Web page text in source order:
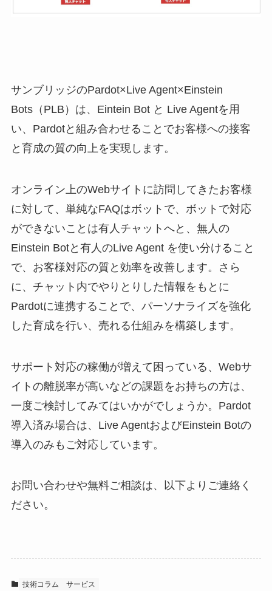
サンブリッジのPardot×Live Agent×Einstein
Bots（PLB）は、Eintein Bot と Live Agentを用
い、Pardotと組み合わせることでお客様への接客
と育成の質の向上を実現します。
オンライン上のWebサイトに訪問してきたお客様
に対して、単純なFAQはボットで、ボットで対応
ができないことは有人チャットへと、無人の
Einstein Botと有人のLive Agent を使い分けること
で、お客様対応の質と効率を改善します。さら
に、チャット内でやりとりした情報をもとに
Pardotに連携することで、パーソナライズを強化
した育成を行い、売れる仕組みを構築します。
サポート対応の稼働が増えて困っている、Webサ
イトの離脱率が高いなどの課題をお持ちの方は、
一度ご検討してみてはいかがでしょうか。Pardot
導入済み場合は、Live AgentおよびEinstein Botの
導入のみもご対応しています。
お問い合わせや無料ご相談は、以下よりご連絡く
ださい。
技術コラム サービス